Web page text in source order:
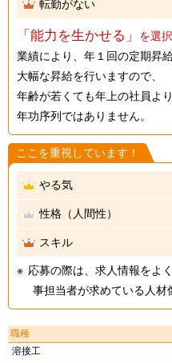
転勤がない
「能力を生かせる」
を選
業績により、年１回の定期昇
大幅な昇給を行いますので、
年齢が若くても年上の社員よ
年功序列ではありません。
ここを重視しています！
やる気
性格（人間性）
スキル
応募の際は、求人情報をよ
事担当者が求めている人材
職種
溶接工